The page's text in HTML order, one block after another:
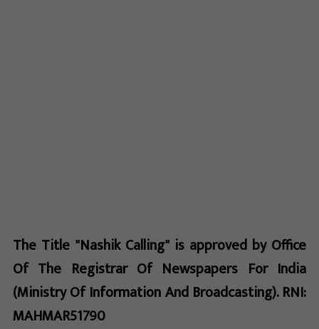
The Title "Nashik Calling" is approved by Office
Of The Registrar Of Newspapers For India
(Ministry Of Information And Broadcasting). RNI:
MAHMAR51790